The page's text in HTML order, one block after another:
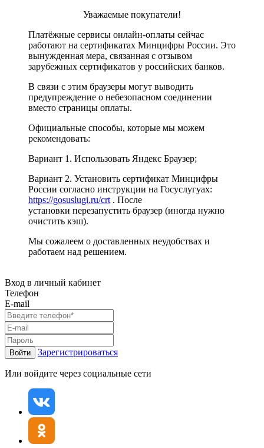
Уважаемые покупатели!
Платёжные сервисы онлайн-оплаты сейчас
работают на сертификатах Минцифры России. Это
вынужденная мера, связанная с отзывом
зарубежных сертификатов у российских банков.
В связи с этим браузеры могут выводить
предупреждение о небезопасном соединении
вместо страницы оплаты.
Официальные способы, которые мы можем
рекомендовать:
Вариант 1. Использовать Яндекс Браузер;
Вариант 2. Установить сертификат Минцифры
России согласно инструкции на Госуслугуах:
https://gosuslugi.ru/crt . После
установки перезапустить браузер (иногда нужно
очистить кэш).
Мы сожалеем о доставленных неудобствах и
работаем над решением.
Вход в личный кабинет
Телефон
E-mail
Войти Зарегистрироваться
Или войдите через социальные сети